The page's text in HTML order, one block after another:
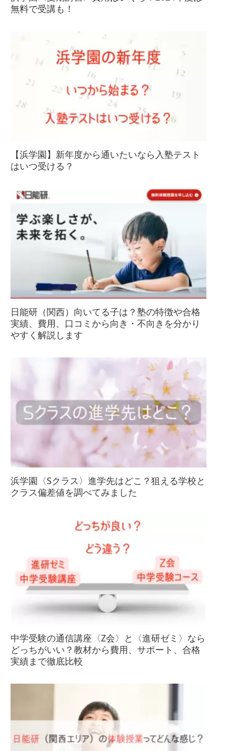
無料で受講も！
【浜学園】新年度から通いたいなら入塾テスト
はいつ受ける？
日能研（関西）向いてる子は？塾の特徴や合格
実績、費用、口コミから向き・不向きを分かり
やすく解説します
浜学園〈Sクラス〉進学先はどこ？狙える学校と
クラス偏差値を調べてみました
中学受験の通信講座〈Z会〉と〈進研ゼミ〉なら
どっちがいい？教材から費用、サポート、合格
実績まで徹底比較